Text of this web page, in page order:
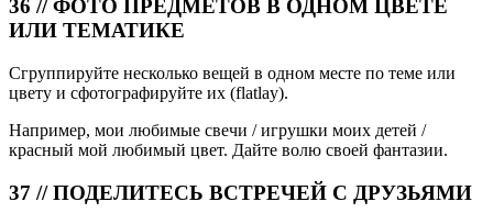
36 // ФОТО ПРЕДМЕТОВ В ОДНОМ ЦВЕТЕ
ИЛИ ТЕМАТИКЕ
Сгруппируйте несколько вещей в одном месте по теме или
цвету и сфотографируйте их (flatlay).
Например, мои любимые свечи / игрушки моих детей /
красный мой любимый цвет. Дайте волю своей фантазии.
37 // ПОДЕЛИТЕСЬ ВСТРЕЧЕЙ С ДРУЗЬЯМИ